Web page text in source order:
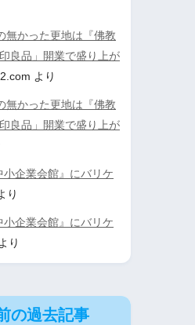
無かった更地は『佛教
良品」開業で盛り上が
より
無かった更地は『佛教
良品」開業で盛り上が
企業会館』にバリケ
り
企業会館』にバリケ
より
の過去記事